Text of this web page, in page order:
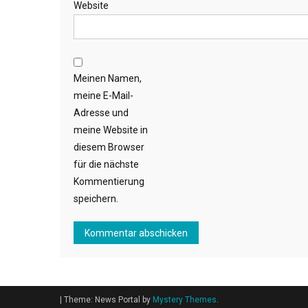
Website
Meinen Namen,
meine E-Mail-
Adresse und
meine Website in
diesem Browser
für die nächste
Kommentierung
speichern.
Theme: News Portal by Mystery Themes.